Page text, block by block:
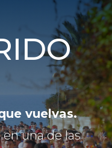
vuelvas.
una de las